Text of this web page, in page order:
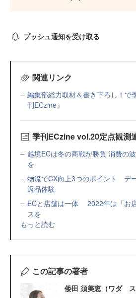
プッシュ通知を受け取る
関連リンク
編集部総力取材＆書き下ろし！で
刊ECzine』
季刊ECzine vol.20定点観測
越境ECは冬の商戦が勝負 消費の
を
物流でCX向上3つのポイント デ
返品体験
ECと店舗は一体 2022年は「お
スを
もっと読む
この記事の著者
倭田 須美恵（ワダ ス